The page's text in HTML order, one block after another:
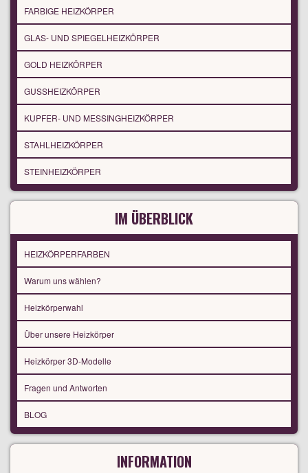
FARBIGE HEIZKÖRPER
GLAS- UND SPIEGELHEIZKÖRPER
GOLD HEIZKÖRPER
GUSSHEIZKÖRPER
KUPFER- UND MESSINGHEIZKÖRPER
STAHLHEIZKÖRPER
STEINHEIZKÖRPER
IM ÜBERBLICK
HEIZKÖRPERFARBEN
Warum uns wählen?
Heizkörperwahl
Über unsere Heizkörper
Heizkörper 3D-Modelle
Fragen und Antworten
BLOG
INFORMATION